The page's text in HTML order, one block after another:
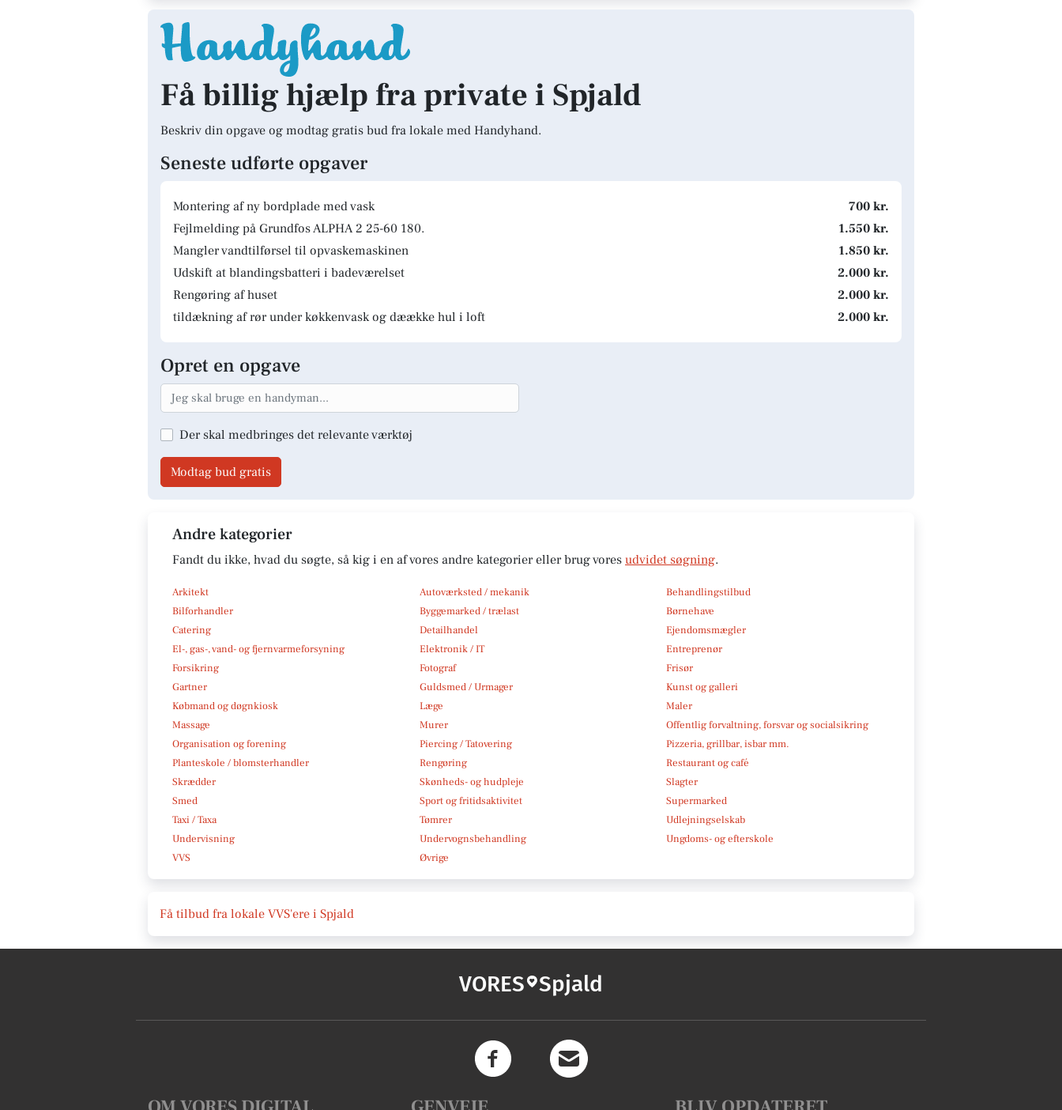
Få billig hjælp fra private i Spjald
Beskriv din opgave og modtag gratis bud fra lokale med Handyhand.
Seneste udførte opgaver
Montering af ny bordplade med vask
700 kr.
Fejlmelding på Grundfos ALPHA 2 25-60 180.
1.550 kr.
Mangler vandtilførsel til opvaskemaskinen
1.850 kr.
Udskift at blandingsbatteri i badeværelset
2.000 kr.
Rengøring af huset
2.000 kr.
tildækning af rør under køkkenvask og dæække hul i loft
2.000 kr.
Opret en opgave
Der skal medbringes det relevante værktøj
Modtag bud gratis
Andre kategorier
Fandt du ikke, hvad du søgte, så kig i en af vores andre kategorier eller brug vores udvidet søgning.
Arkitekt Autoværksted / mekanik
Behandlingstilbud
Bilforhandler
Byggemarked / trælast
Børnehave
Catering
Detailhandel
Ejendomsmægler
El-, gas-, vand- og fjernvarmeforsyning
Elektronik / IT
Entreprenør
Forsikring
Fotograf
Frisør
Gartner
Guldsmed / Urmager
Kunst og galleri
Købmand og døgnkiosk
Læge
Maler
Massage
Murer
Offentlig forvaltning, forsvar og socialsikring
Organisation og forening
Piercing / Tatovering
Pizzeria, grillbar, isbar mm.
Planteskole / blomsterhandler
Rengøring
Restaurant og café
Skrædder
Skønheds- og hudpleje
Slagter
Smed
Sport og fritidsaktivitet
Supermarked
Taxi / Taxa
Tømrer
Udlejningselskab
Undervisning
Undervognsbehandling
Ungdoms- og efterskole
VVS
Øvrige
Få tilbud fra lokale VVS'ere i Spjald
VORES Spjald